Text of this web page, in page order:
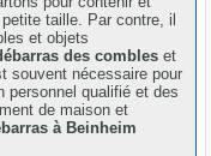
taille. Par contre, il
et objets
des combles et
souvent nécessaire pour
personnel qualifié et des
de maison et
à Beinheim